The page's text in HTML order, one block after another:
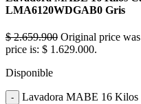
LMA6120WDGAB0 Gris
$2.659.900 Original price
price is: $ 1.629.000.
Disponible
Lavadora MABE 16 Kilos